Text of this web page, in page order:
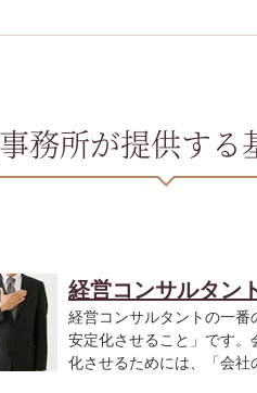
務所が提供する
経営コンサルタン
経営コンサルタントの一番
安定化させること」です。
化させるためには、「会社